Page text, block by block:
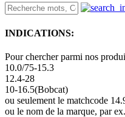
INDICATIONS:
Pour chercher parmi nos
10.0/75-15.3
12.4-28
10-16.5(Bobcat)
ou seulement le matchcode
ou le nom de la marque, par